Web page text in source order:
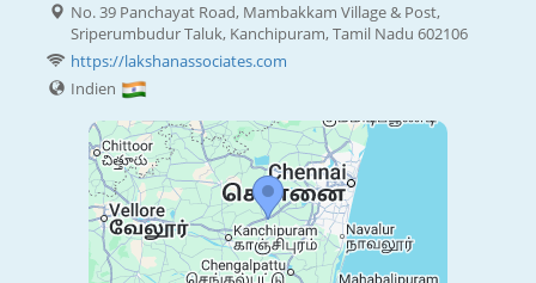
No. 39 Panchayat Road, Mambakkam Village & Post,
Sriperumbudur Taluk, Kanchipuram, Tamil Nadu 602106
https://lakshanassociates.com
Indien